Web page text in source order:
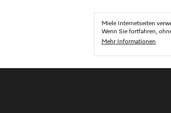
Miele Internetseiten
Wenn Sie fortfahren,
Mehr Informationen